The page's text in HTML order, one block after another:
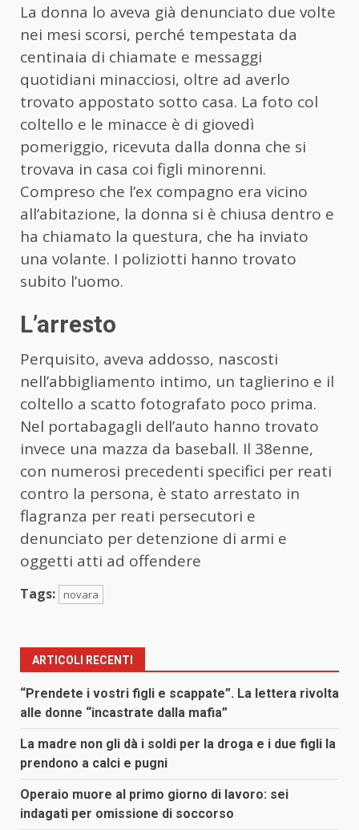
La donna lo aveva già denunciato due volte
nei mesi scorsi, perché tempestata da
centinaia di chiamate e messaggi
quotidiani minacciosi, oltre ad averlo
trovato appostato sotto casa. La foto col
coltello e le minacce è di giovedì
pomeriggio, ricevuta dalla donna che si
trovava in casa coi figli minorenni.
Compreso che l’ex compagno era vicino
all’abitazione, la donna si è chiusa dentro e
ha chiamato la questura, che ha inviato
una volante. I poliziotti hanno trovato
subito l’uomo.
L’arresto
Perquisito, aveva addosso, nascosti
nell’abbigliamento intimo, un taglierino e il
coltello a scatto fotografato poco prima.
Nel portabagagli dell’auto hanno trovato
invece una mazza da baseball. Il 38enne,
con numerosi precedenti specifici per reati
contro la persona, è stato arrestato in
flagranza per reati persecutori e
denunciato per detenzione di armi e
oggetti atti ad offendere
Tags: novara
ARTICOLI RECENTI
“Prendete i vostri figli e scappate”. La lettera rivolta
alle donne “incastrate dalla mafia”
La madre non gli dà i soldi per la droga e i due figli la
prendono a calci e pugni
Operaio muore al primo giorno di lavoro: sei
indagati per omissione di soccorso